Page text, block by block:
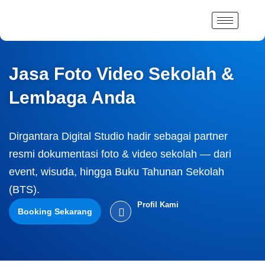
Jasa Foto Video Sekolah &
Lembaga Anda
Dirgantara Digital Studio hadir sebagai partner
resmi dokumentasi foto & video sekolah — dari
event, wisuda, hingga Buku Tahunan Sekolah
(BTS).
Booking Sekarang
Profil Kami